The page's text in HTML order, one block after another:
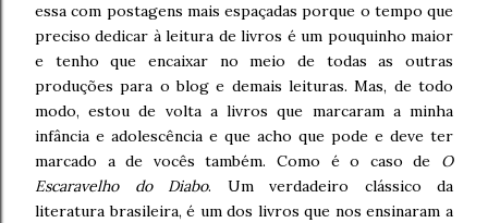
essa com postagens mais espaçadas porque o tempo que
preciso dedicar à leitura de livros é um pouquinho maior
e tenho que encaixar no meio de todas as outras
produções para o blog e demais leituras. Mas, de todo
modo, estou de volta a livros que marcaram a minha
infância e adolescência e que acho que pode e deve ter
marcado a de vocês também. Como é o caso de O
Escaravelho do Diabo. Um verdadeiro clássico da
literatura brasileira, é um dos livros que nos ensinaram a